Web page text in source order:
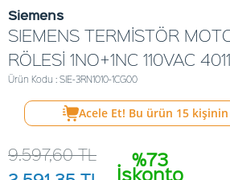
Siemens
SIEMENS TERMİSTÖR
RÖLESİ 1NO+1NC 110VAC
Ürün Kodu : SIE-3RN1010-1CG00
Acele Et! Bu ürün 15
%73
İskonto
9.597,60TL